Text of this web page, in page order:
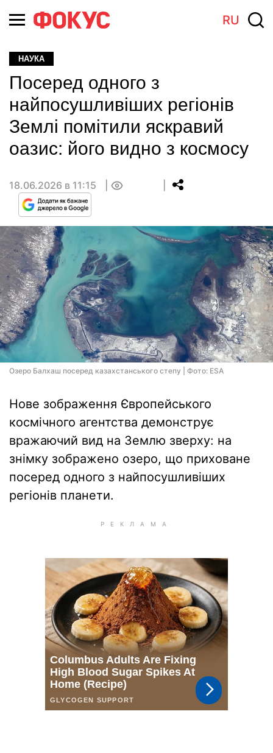
RU
НАУКА
Посеред одного з
найпосушливіших регіонів
Землі помітили яскравий
оазис: його видно з космосу
18.06.2026 в 11:15
Озеро Балхаш посеред казахстанського степу | Фото: ESA
Нове зображення Європейського
космічного агентства демонструє
вражаючий вид на Землю зверху: на
знімку зображено озеро, що приховане
посеред одного з найпосушливіших
регіонів планети.